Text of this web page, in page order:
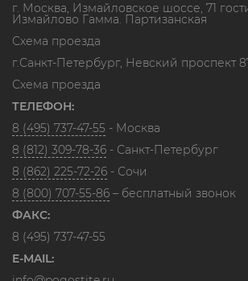
г. Москва, Измайловское шоссе, 71
Измайлово Гамма. Партизанская
Схема проезда
г.Санкт-Петербург, Невский проспект
Схема проезда
ТЕЛЕФОН:
8 (495) 737-47-55 - Москва
8 (812) 309-78-36 - Санкт-Петербург
8 (862) 225-72-26 - Сочи
8 (800) 707-55-86 – бесплатный звонок
ФАКС:
8 (495) 737-47-55
E-MAIL: